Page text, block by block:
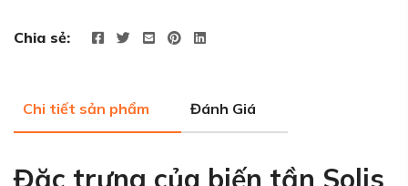
Chia sẻ:
Chi tiết sản phẩm Đánh Giá
Đặc trưng của biến tần Solis